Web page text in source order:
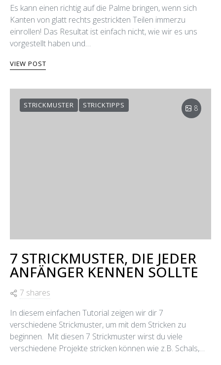
Es kann einen richtig auf die Palme bringen, wenn sich
Kanten von glatt rechts gestrickten Teilen immerzu
einrollen! Das Resultat ist einfach nicht, wie wir es uns
vorgestellt haben und…
VIEW POST
STRICKMUSTER STRICKTIPPS 8
7 STRICKMUSTER, DIE JEDER
ANFÄNGER KENNEN SOLLTE
7 shares
In diesem einfachen Tutorial zeigen wir dir 7
verschiedene Strickmuster, um mit dem Stricken zu
beginnen. Mit diesen 7 Strickmuster wirst du viele
verschiedene Projekte stricken können wie z.B. Schals,…